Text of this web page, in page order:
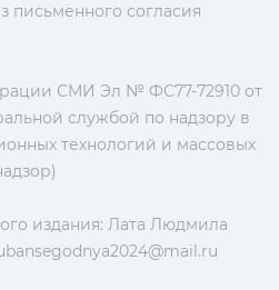
письменного согласия
СМИ Эл № ФС77-72910 от
службой по надзору в
технологий и массовых
издания: Лата Людмила